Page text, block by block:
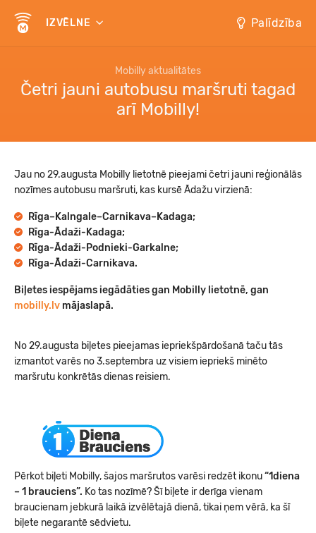
IZVĒLNE Palīdzība
Mobilly aktualitātes
Četri jauni autobusu maršruti tagad
arī Mobilly!
Jau no 29.augusta Mobilly lietotnē pieejami četri jauni reģionālās
nozīmes autobusu maršruti, kas kursē Ādažu virzienā:
Rīga–Kalngale–Carnikava–Kadaga;
Rīga-Ādaži-Kadaga;
Rīga-Ādaži-Podnieki-Garkalne;
Rīga-Ādaži-Carnikava.
Biļetes iespējams iegādāties gan Mobilly lietotnē, gan
mobilly.lv mājaslapā.
No 29.augusta biļetes pieejamas iepriekšpārdošanā taču tās
izmantot varēs no 3.septembra uz visiem iepriekš minēto
maršrutu konkrētās dienas reisiem.
Pērkot biļeti Mobilly, šajos maršrutos varēsi redzēt ikonu“1diena
– 1 brauciens”. Ko tas nozīmē? Šī biļete ir derīga vienam
braucienam jebkurā laikā izvēlētajā dienā, tikai ņem vērā, ka šī
biļete negarantē sēdvietu.